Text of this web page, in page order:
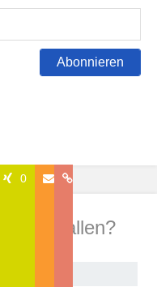
0
Abonnieren
gefallen?